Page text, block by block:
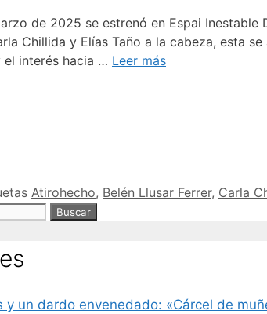
de 2025 se estrenó en Espai
Chillida y Elías Taño a la cabeza, esta
el interés hacia … Leer más
Atirohecho, Belén Llusar Ferrer, Carla
y un dardo envenedado: «Cárcel de